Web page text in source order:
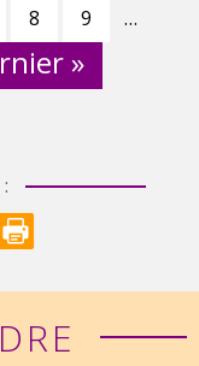
8 9 …
»